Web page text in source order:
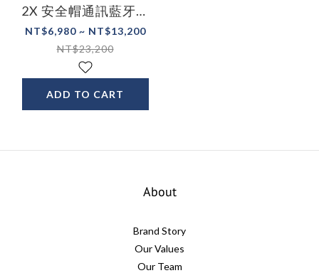
2X 安全帽通訊藍牙耳
機
NT$6,980 ~ NT$13,200
NT$23,200
ADD TO CART
About
Brand Story
Our Values
Our Team